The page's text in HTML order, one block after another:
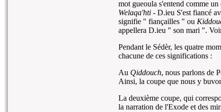
mot gueoula s'entend comme
Welaqa'hti - D.ieu S'est fiancé
signifie " fiançailles " ou
appellera D.ieu " son mari ".
Pendant le Sédèr, les quatre
chacune de ces significations :
Au Qiddouch, nous parlons de
Ainsi, la coupe que nous y
La deuxième coupe, qui
la narration de l'Exode et des